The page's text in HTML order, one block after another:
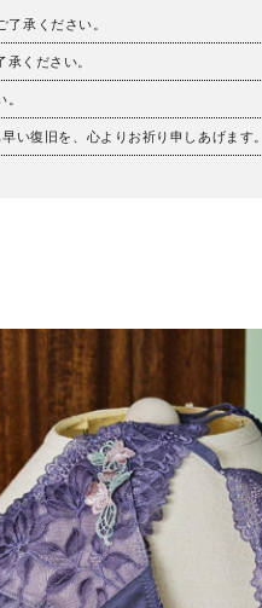
承ください。
ください。
い復旧を、心よりお祈り申しあげます。